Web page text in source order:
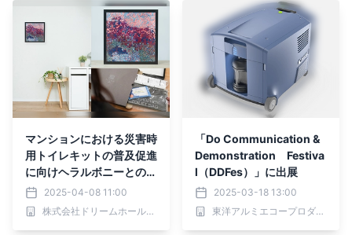
マンションにおける災害時
用トイレキットの普及促進
に向けヘラルボニーとの協
業によるBrilliaオリジナル
防災商品を販売
2025-04-08 11:00
株式会社ドリームホールディングス
「Do Communication &
Demonstration Festiva
l（DDFes）」に出展
2025-03-18 13:00
東洋アルミエコープロダクツ株式会社 みらい事業推進チーム